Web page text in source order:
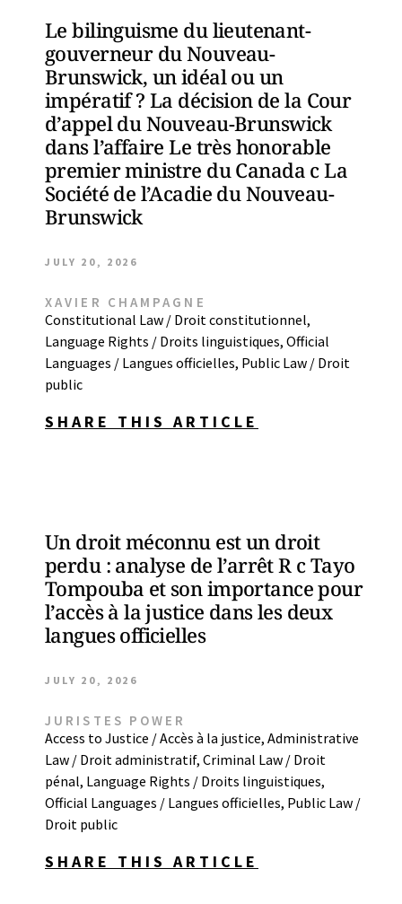
Le bilinguisme du lieutenant-
gouverneur du Nouveau-
Brunswick, un idéal ou un
impératif ? La décision de la Cour
d’appel du Nouveau-Brunswick
dans l’affaire Le très honorable
premier ministre du Canada c La
Société de l’Acadie du Nouveau-
Brunswick
JULY 20, 2026
XAVIER CHAMPAGNE
Constitutional Law / Droit constitutionnel,
Language Rights / Droits linguistiques, Official
Languages / Langues officielles, Public Law / Droit
public
SHARE THIS ARTICLE
Un droit méconnu est un droit
perdu : analyse de l’arrêt R c Tayo
Tompouba et son importance pour
l’accès à la justice dans les deux
langues officielles
JULY 20, 2026
JURISTES POWER
Access to Justice / Accès à la justice, Administrative
Law / Droit administratif, Criminal Law / Droit
pénal, Language Rights / Droits linguistiques,
Official Languages / Langues officielles, Public Law /
Droit public
SHARE THIS ARTICLE